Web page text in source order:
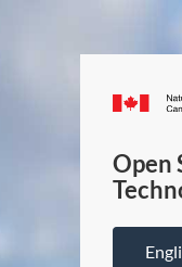
Open